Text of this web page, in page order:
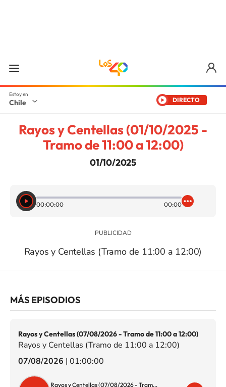
Chile DIRECTO
Rayos y Centellas (01/10/2025 -
Tramo de 11:00 a 12:00)
01/10/2025
00:00:00 00:00
Rayos y Centellas (Tramo de 11:00 a 12:00)
MÁS EPISODIOS
Rayos y Centellas (07/08/2026 - Tramo de 11:00 a 12:00)
Rayos y Centellas (Tramo de 11:00 a 12:00)
07/08/2026 | 01:00:00
Rayos y Centellas (07/08/2026 - Tramo de 11:00 a 12:00)